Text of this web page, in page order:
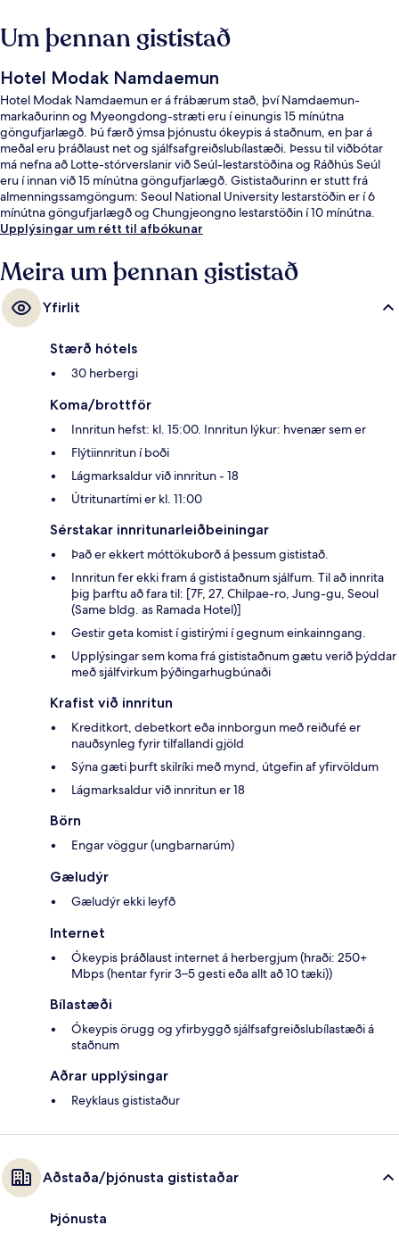
Um þennan gististað
Hotel Modak Namdaemun
Hotel Modak Namdaemun er á frábærum stað, því Namdaemun-
markaðurinn og Myeongdong-stræti eru í einungis 15 mínútna
göngufjarlægð. Þú færð ýmsa þjónustu ókeypis á staðnum, en þar á
meðal eru þráðlaust net og sjálfsafgreiðslubílastæði. Þessu til viðbótar
má nefna að Lotte-stórverslanir við Seúl-lestarstöðina og Ráðhús Seúl
eru í innan við 15 mínútna göngufjarlægð. Gististaðurinn er stutt frá
almenningssamgöngum: Seoul National University lestarstöðin er í 6
mínútna göngufjarlægð og Chungjeongno lestarstöðin í 10 mínútna.
Upplýsingar um rétt til afbókunar
Meira um þennan gististað
Yfirlit
Stærð hótels
30 herbergi
Koma/brottför
Innritun hefst: kl. 15:00. Innritun lýkur: hvenær sem er
Flýtiinnritun í boði
Lágmarksaldur við innritun - 18
Útritunartími er kl. 11:00
Sérstakar innritunarleiðbeiningar
Það er ekkert móttökuborð á þessum gististað.
Innritun fer ekki fram á gististaðnum sjálfum. Til að innrita
þig þarftu að fara til: [7F, 27, Chilpae-ro, Jung-gu, Seoul
(Same bldg. as Ramada Hotel)]
Gestir geta komist í gistirými í gegnum einkainngang.
Upplýsingar sem koma frá gististaðnum gætu verið þýddar
með sjálfvirkum þýðingarhugbúnaði
Krafist við innritun
Kreditkort, debetkort eða innborgun með reiðufé er
nauðsynleg fyrir tilfallandi gjöld
Sýna gæti þurft skilríki með mynd, útgefin af yfirvöldum
Lágmarksaldur við innritun er 18
Börn
Engar vöggur (ungbarnarúm)
Gæludýr
Gæludýr ekki leyfð
Internet
Ókeypis þráðlaust internet á herbergjum (hraði: 250+
Mbps (hentar fyrir 3–5 gesti eða allt að 10 tæki))
Bílastæði
Ókeypis örugg og yfirbyggð sjálfsafgreiðslubílastæði á
staðnum
Aðrar upplýsingar
Reyklaus gististaður
Aðstaða/þjónusta gististaðar
Þjónusta